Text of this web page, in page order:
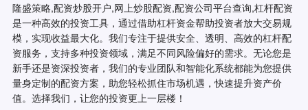
隆盛策略,配资炒股开户,网上炒股配资,配资公司平台查询,杠杆配资
是一种高效的投资工具，通过借助杠杆资金帮助投资者放大交易规
模，实现收益最大化。我们专注于提供安全、透明、高效的杠杆配
资服务，支持多种投资领域，满足不同风险偏好的需求。无论您是
新手还是资深投资者，我们的专业团队和智能化系统都能为您提供
量身定制的配资方案，助您轻松抓住市场机遇，快速提升资产价
值。选择我们，让您的投资更上一层楼！